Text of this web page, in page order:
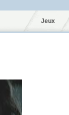
Jeux